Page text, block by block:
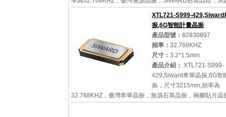
子，音叉晶體，石英晶體，32.768K貼片晶振，無源貼片
英晶體諧振器，無源晶振，32.7...
詳細參數 查看大圖
XTL721-S999-429,Siward
振,6G智能計量晶振
產品型號： 82830897
頻率： 32.768KHZ
尺寸： 3.2*1.5mm
產品介紹： XTL721-S999-
429,Siward希華晶振,6G智
振，尺寸3215mm,頻率為
32.768KHZ，臺灣希華晶振，無源石英晶振，兩腳貼片晶